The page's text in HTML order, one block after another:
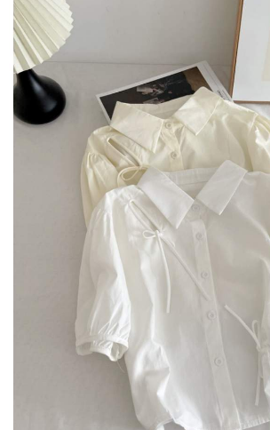
３．未成年的使用者請事先徵得法定代理人或監護人
「AFTEE先享後付」，若未經同意申辦者引起之損失
任。
４．使用「AFTEE先享後付」時，將依據個別帳號之
時審查核予不同之上限額度；若仍有額度不足之情
請求用戶進行身份認證。
５．嚴禁一人註冊多個帳號或使用他人資訊註冊。
恩沛科技股份有限公司將有權停止該用戶之使用額度